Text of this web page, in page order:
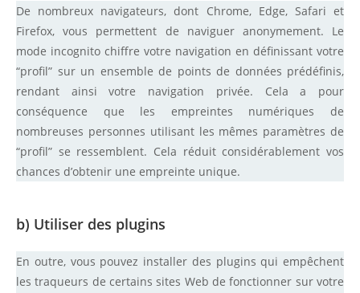
De nombreux navigateurs, dont Chrome, Edge, Safari et
Firefox, vous permettent de naviguer anonymement. Le
mode incognito chiffre votre navigation en définissant votre
“profil” sur un ensemble de points de données prédéfinis,
rendant ainsi votre navigation privée. Cela a pour
conséquence que les empreintes numériques de
nombreuses personnes utilisant les mêmes paramètres de
“profil” se ressemblent. Cela réduit considérablement vos
chances d’obtenir une empreinte unique.
b) Utiliser des plugins
En outre, vous pouvez installer des plugins qui empêchent
les traqueurs de certains sites Web de fonctionner sur votre